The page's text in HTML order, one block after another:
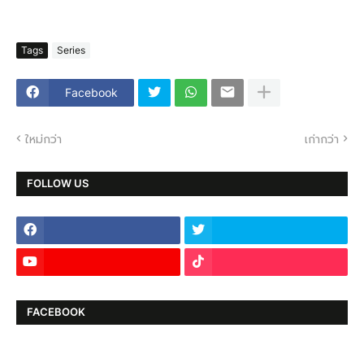
Tags Series
Facebook
ใหม่กว่า เก่ากว่า
FOLLOW US
FACEBOOK